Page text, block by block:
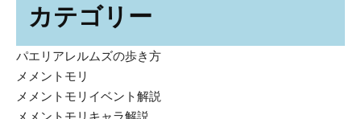
カテゴリー
パエリアレルムズの歩き方
メメントモリ
メメントモリイベント解説
メメントモリキャラ解説